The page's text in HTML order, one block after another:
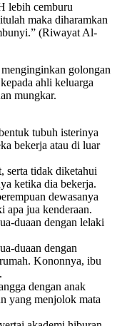
lebih cemburu
maka diharamkan
(Riwayat Al-
golongan
ahli keluarga
mungkar.
tubuh isterinya
bekerja atau di luar
serta tidak diketahui
ketika dia bekerja.
dewasanya
apa jua kenderaan.
duaan dengan lelaki
duaan dengan
Kononnya, ibu
dengan anak
yang menjolok mata